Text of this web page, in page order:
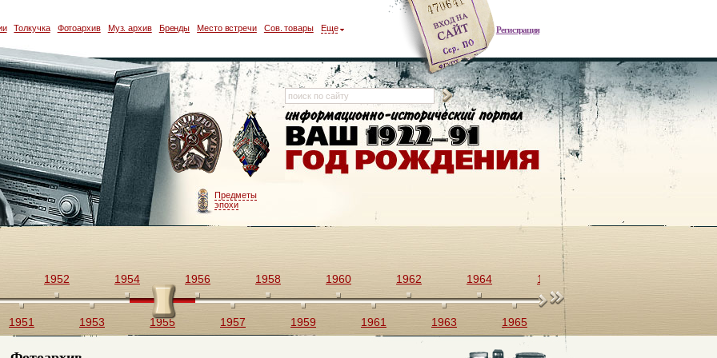
Регистрация
Толкучка Фотоархив Муз. архив Бренды Место встречи Сов. товары Еще
Предметы
эпохи
1951
1952
1953
1954
1955
1956
1957
1958
1959
1960
1961
1962
1963
1964
1965
1966